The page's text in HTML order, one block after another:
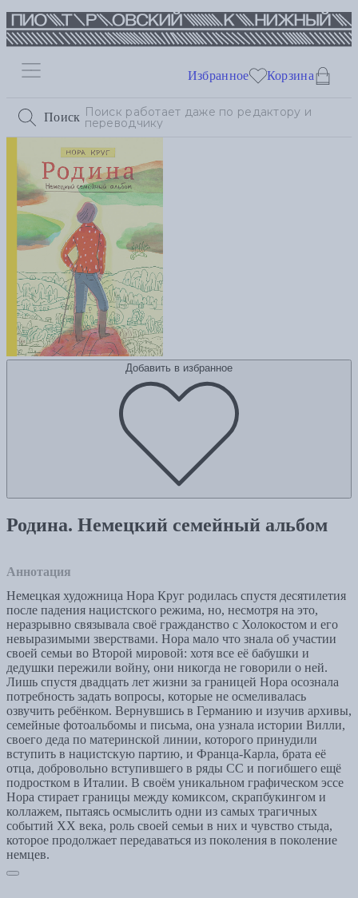
Поиск
Избранное Корзина
Добавить в избранное
Родина. Немецкий семейный альбом
Аннотация
Немецкая художница Нора Круг родилась спустя десятилетия
после падения нацистского режима, но, несмотря на это,
неразрывно связывала своё гражданство с Холокостом и его
невыразимыми зверствами. Нора мало что знала об участии
своей семьи во Второй мировой: хотя все её бабушки и
дедушки пережили войну, они никогда не говорили о ней.
Лишь спустя двадцать лет жизни за границей Нора осознала
потребность задать вопросы, которые не осмеливалась
озвучить ребёнком. Вернувшись в Германию и изучив архивы,
семейные фотоальбомы и письма, она узнала истории Вилли,
своего деда по материнской линии, которого принудили
вступить в нацистскую партию, и Франца-Карла, брата её
отца, добровольно вступившего в ряды СС и погибшего ещё
подростком в Италии. В своём уникальном графическом эссе
Нора стирает границы между комиксом, скрапбукингом и
коллажем, пытаясь осмыслить одни из самых трагичных
событий XX века, роль своей семьи в них и чувство стыда,
которое продолжает передаваться из поколения в поколение
немцев.